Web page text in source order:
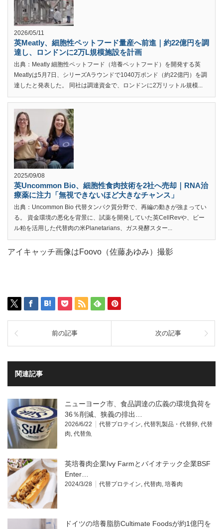
2026/05/11
英Meatly、細胞性ペットフード量産へ前進｜約22億円を調
達し、ロンドンに2万L規模施設を計画
出典：Meatly 細胞性ペットフード（培養ペットフード）を開発する英
Meatlyは5月7日、シリーズAラウンドで1040万ポンド（約22億円）を調
達したと発表した。 同社は調達資金で、ロンドンに2万リットル規模...
2025/09/08
英Uncommon Bio、細胞性食肉技術を2社へ売却｜RNA治
療薬に注力「無視できないほど大きなチャンス」
出典：Uncommon Bio 代替タンパク質分野で、再編の動きが強まってい
る。 資金環境の悪化を背景に、試薬を開発していた英CellRevや、ビー
ル粕を活用した代替肉の米Planetarians、ガス発酵スター...
アイキャッチ画像はFoovo（佐藤あゆみ）撮影
前の記事 次の記事
関連記事
ニューヨーク市、食品調達の広義の環境負荷を
36％削減、狭義の排出…
2026/6/22 代替プロテイン, 代替乳製品・代替卵, 代替
肉, 代替魚
英培養肉企業Ivy Farmとバイオテック企業BSF
Enter…
2024/3/28 代替プロテイン, 代替肉, 培養肉
ドイツの培養脂肪Cultimate Foodsが約1億円を